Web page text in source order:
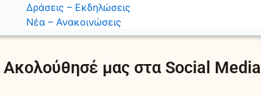
Δράσεις – Εκδηλώσεις
Νέα – Ανακοινώσεις
Ακολούθησέ μας στα Social Media